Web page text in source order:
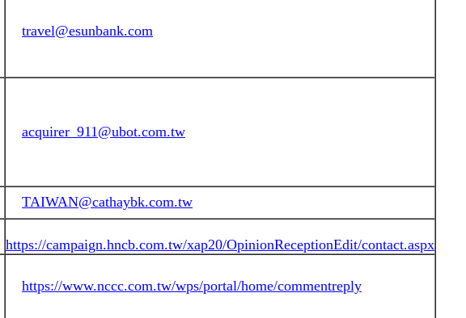
travel@esunbank.com
acquirer_911@ubot.com.tw
TAIWAN@cathaybk.com.tw
https://campaign.hncb.com.tw/xap20/OpinionReceptionEdit/contact.aspx
https://www.nccc.com.tw/wps/portal/home/commentreply